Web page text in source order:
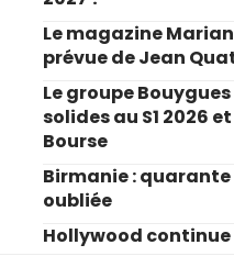
Le magazine
prévue de Jean
Le groupe
solides au S1 2026
Bourse
Birmanie :
oubliée
Hollywood